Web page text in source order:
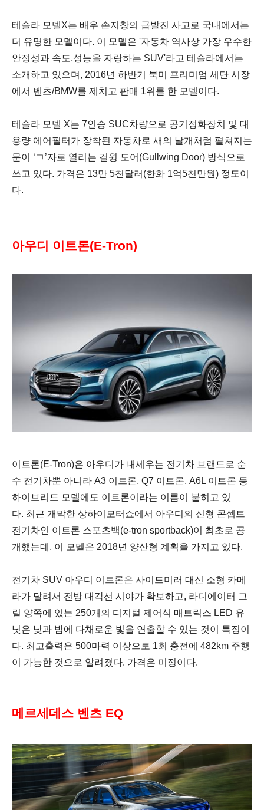
테슬라 모델X는 배우 손지창의 급발진 사고로 국내에서는
더 유명한 모델이다. 이 모델은 '자동차 역사상 가장 우수한
안정성과 속도,성능을 자랑하는 SUV'라고 테슬라에서는
소개하고 있으며, 2016년 하반기 북미 프리미엄 세단 시장
에서 벤츠/BMW를 제치고 판매 1위를 한 모델이다.
테슬라 모델 X는 7인승 SUC차량으로 공기정화장치 및 대
용량 에어필터가 장착된 자동차로 새의 날개처럼 펼쳐지는
문이 ‘ㄱ’자로 열리는 걸윙 도어(Gullwing Door) 방식으로
쓰고 있다. 가격은 13만 5천달러(한화 1억5천만원) 정도이
다.
아우디 이트론(E-Tron)
이트론(E-Tron)은 아우디가 내세우는 전기차 브랜드로 순
수 전기차뿐 아니라 A3 이트론, Q7 이트론, A6L 이트론 등
하이브리드 모델에도 이트론이라는 이름이 붙히고 있
다. 최근 개막한 상하이모터쇼에서 아우디의 신형 콘셉트
전기차인 이트론 스포츠백(e-tron sportback)이 최초로 공
개했는데, 이 모델은 2018년 양산형 계획을 가지고 있다.
전기차 SUV 아우디 이트론은 사이드미러 대신 소형 카메
라가 달려서 전방 대각선 시야가 확보하고, 라디에이터 그
릴 양쪽에 있는 250개의 디지털 제어식 매트릭스 LED 유
닛은 낮과 밤에 다채로운 빛을 연출할 수 있는 것이 특징이
다. 최고출력은 500마력 이상으로 1회 충전에 482km 주행
이 가능한 것으로 알려졌다. 가격은 미정이다.
메르세데스 벤츠 EQ